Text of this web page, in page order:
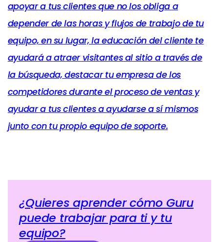
apoyar a tus clientes que no los obliga a
depender de las horas y flujos de trabajo de tu
equipo, en su lugar, la educación del cliente te
ayudará a atraer visitantes al sitio a través de
la búsqueda, destacar tu empresa de los
competidores durante el proceso de ventas y
ayudar a tus clientes a ayudarse a sí mismos
junto con tu propio equipo de soporte.
¿Quieres aprender cómo Guru
puede trabajar para ti y tu
equipo?